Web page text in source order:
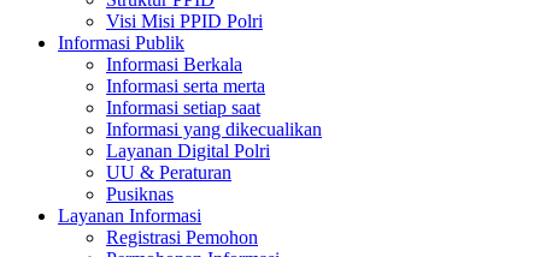
Visi Misi PPID Polri
Informasi Publik
Informasi Berkala
Informasi serta merta
Informasi setiap saat
Informasi yang dikecualikan
Layanan Digital Polri
UU & Peraturan
Pusiknas
Layanan Informasi
Registrasi Pemohon